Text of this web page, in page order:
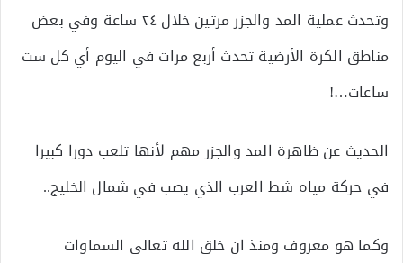
وتحدث عملية المد والجزر مرتين خلال ٢٤ ساعة وفي بعض
مناطق الكرة الأرضية تحدث أربع مرات في اليوم أي كل ست
ساعات…!
الحديث عن ظاهرة المد والجزر مهم لأنها تلعب دورا كبيرا
في حركة مياه شط العرب الذي يصب في شمال الخليج..
وكما هو معروف ومنذ ان خلق الله تعالى السماوات